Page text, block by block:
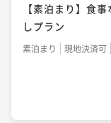
【素泊まり】食
しプラン
素泊まり 現地決済可